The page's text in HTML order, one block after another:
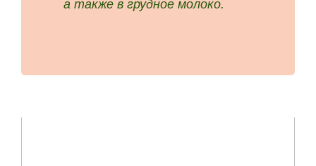
а также в грудное молоко.